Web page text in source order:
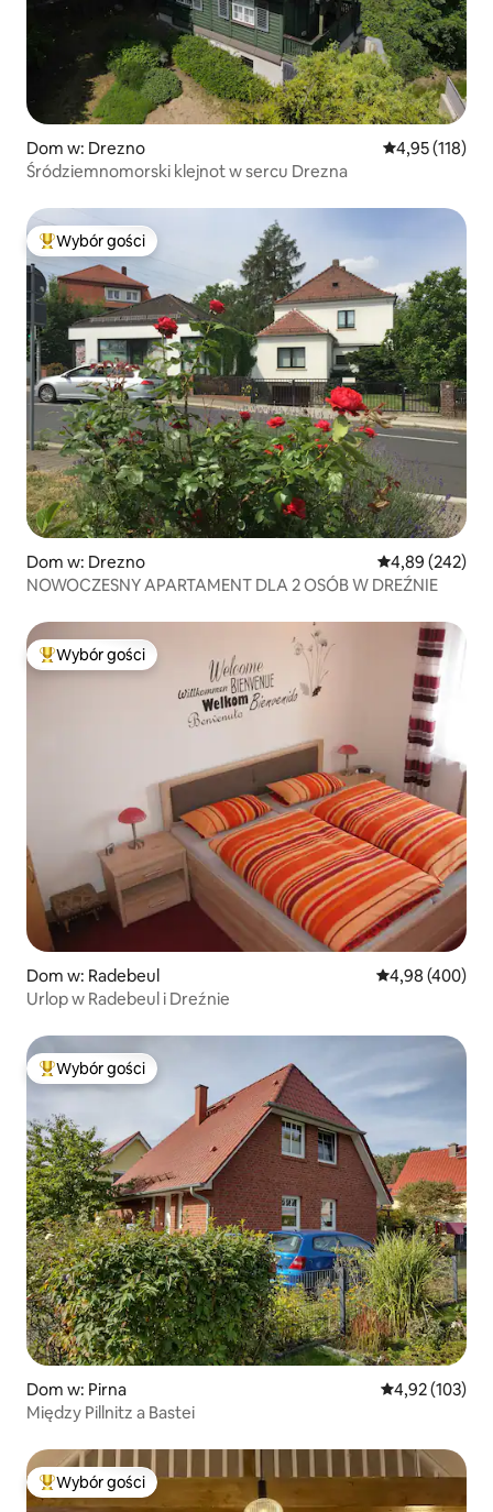
Dom w: Drezno Średnia
4,95 (118)
Śródziemnomorski klejnot w sercu Drezna
Najpopularniejsze z kategorii Wybór gości
Wybór gości
Dom w: Drezno Średnia
4,89 (242)
NOWOCZESNY APARTAMENT DLA 2 OSÓB W DREŹNIE
Najpopularniejsze z kategorii Wybór gości
Wybór gości
Dom w: Radebeul Średnia
4,98 (400)
Urlop w Radebeul i Dreźnie
Najpopularniejsze z kategorii Wybór gości
Wybór gości
Dom w: Pirna Średnia
4,92 (103)
Między Pillnitz a Bastei
Najpopularniejsze z kategorii Wybór gości
Wybór gości